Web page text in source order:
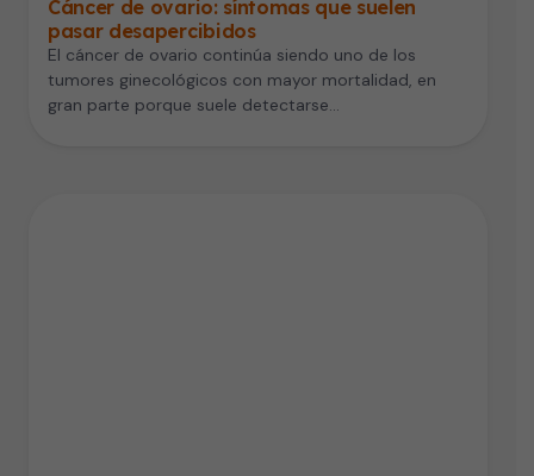
Cáncer de ovario: síntomas que suelen
pasar desapercibidos
El cáncer de ovario continúa siendo uno de los
tumores ginecológicos con mayor mortalidad, en
gran parte porque suele detectarse…